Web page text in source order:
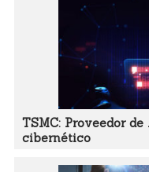
TSMC: Proveedor
cibernético